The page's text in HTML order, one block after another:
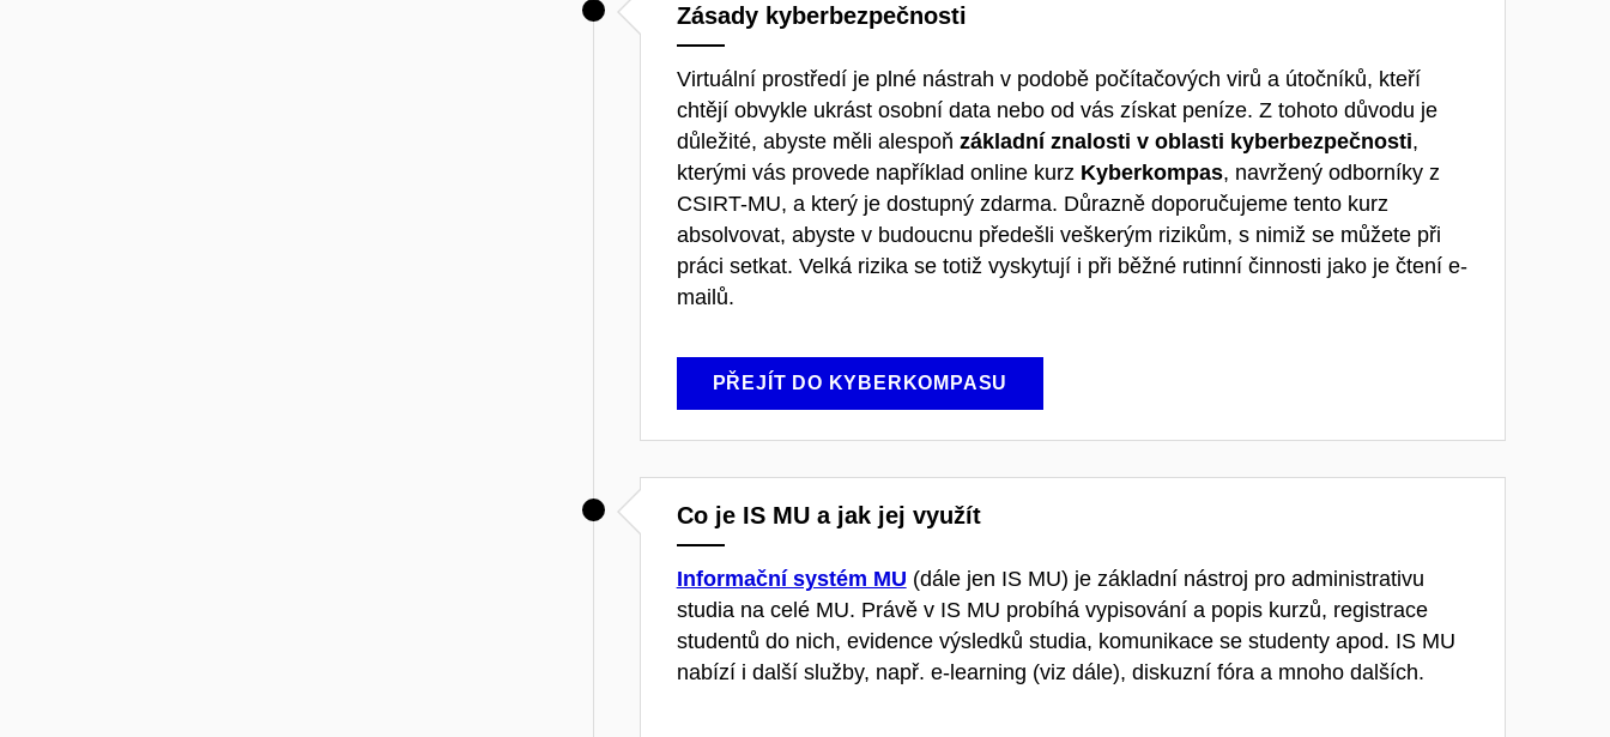
Zásady kyberbezpečnosti
Virtuální prostředí je plné nástrah v podobě počítačových virů a útočníků, kteří
chtějí obvykle ukrást osobní data nebo od vás získat peníze. Z tohoto důvodu je
důležité, abyste měli alespoň základní znalosti v oblasti kyberbezpečnosti,
kterými vás provede například online kurz Kyberkompas, navržený odborníky z
CSIRT-MU, a který je dostupný zdarma. Důrazně doporučujeme tento kurz
absolvovat, abyste v budoucnu předešli veškerým rizikům, s nimiž se můžete při
práci setkat. Velká rizika se totiž vyskytují i při běžné rutinní činnosti jako je čtení e-
mailů.
PŘEJÍT DO KYBERKOMPASU
Co je IS MU a jak jej využít
Informační systém MU (dále jen IS MU) je základní nástroj pro administrativu
studia na celé MU. Právě v IS MU probíhá vypisování a popis kurzů, registrace
studentů do nich, evidence výsledků studia, komunikace se studenty apod. IS MU
nabízí i další služby, např. e-learning (viz dále), diskuzní fóra a mnoho dalších.